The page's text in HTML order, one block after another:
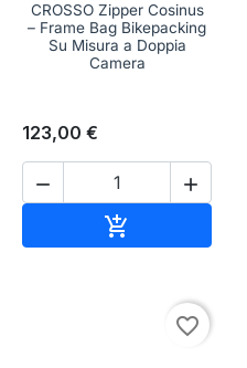
CROSSO Zipper Cosinus
– Frame Bag Bikepacking
Su Misura a Doppia
Camera
123,00 €
 

favorite_border